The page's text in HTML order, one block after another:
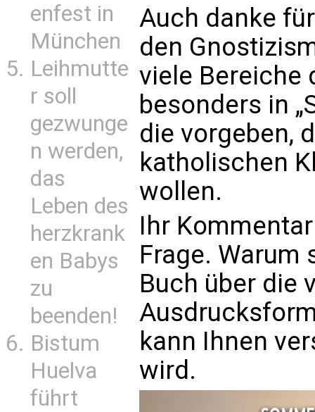
enfest in
München
Leihmutte
r soll
gezwunge
n werden,
das
Leben des
herzkrank
en Babys
zu
beenden!
Bistum
Huelva
führt
Auch danke
den
viele Bereiche
besonders in
die vorgeben,
katholischen
wollen.
Ihr
Frage. Warum
Buch über die
kann Ihnen
wird.